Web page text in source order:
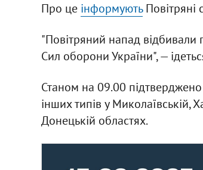
Про це інформуютьПовітряні
"Повітряний напад відбивали
Сил оборони України", —
Станом на 09.00
інших типів у Миколаївській,
Донецькій областях.